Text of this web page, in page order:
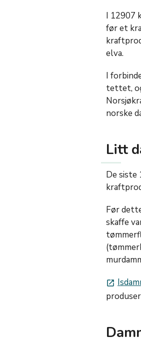
I 12907
før et
elva.
I
tettet,
norske
Litt
De siste
Før
skaffe
launch